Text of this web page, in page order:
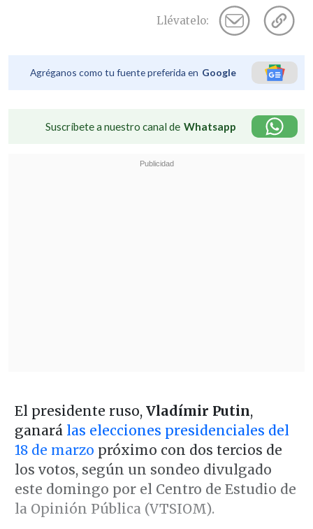
Llévatelo:
Agréganos como tu fuente preferida en Google
Suscríbete a nuestro canal de Whatsapp
El presidente ruso, Vladímir Putin,
ganará las elecciones presidenciales del
18 de marzo próximo con dos tercios de
los votos, según un sondeo divulgado
este domingo por el Centro de Estudio de
la Opinión Pública (VTSIOM).